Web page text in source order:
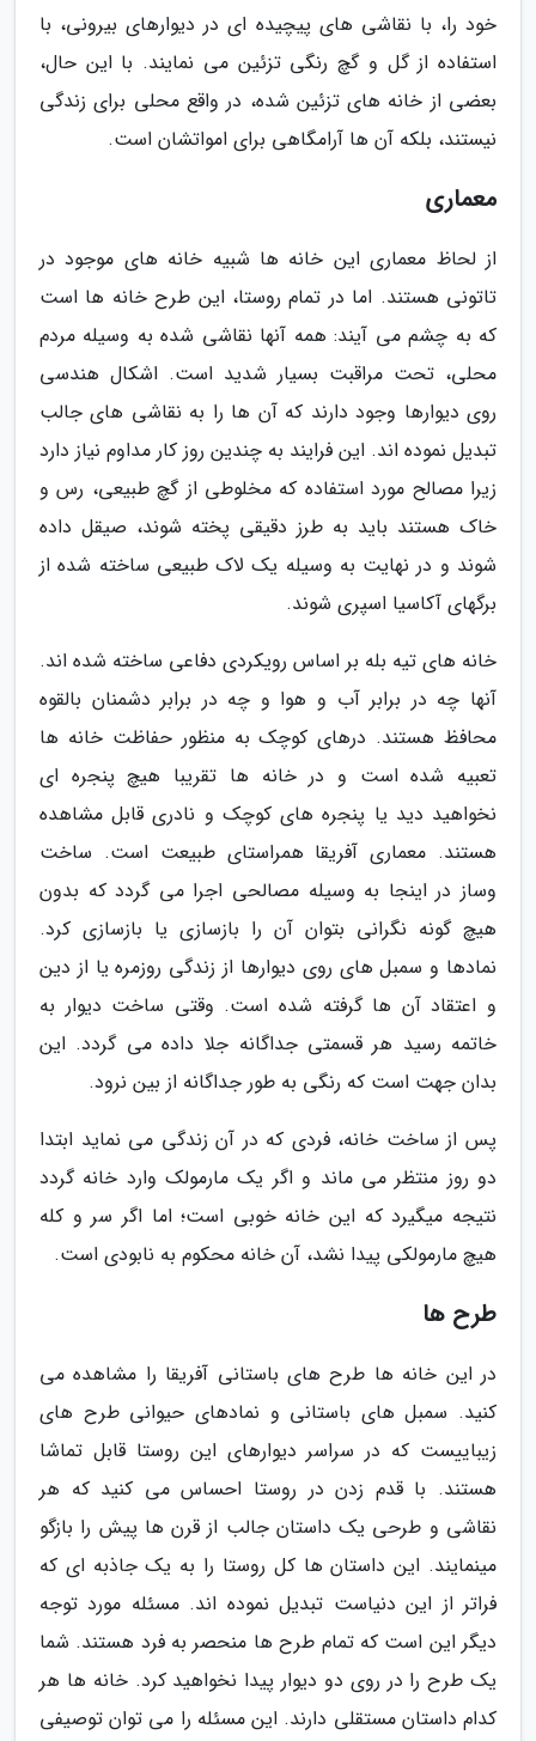
خود را، با نقاشی های پیچیده ای در دیوارهای بیرونی، با
استفاده از گل و گچ رنگی تزئین می نمایند. با این حال،
بعضی از خانه های تزئین شده، در واقع محلی برای زندگی
نیستند، بلکه آن ها آرامگاهی برای امواتشان است.
معماری
از لحاظ معماری این خانه ها شبیه خانه های موجود در
تاتونی هستند. اما در تمام روستا، این طرح خانه ها است
که به چشم می آیند: همه آنها نقاشی شده به وسیله مردم
محلی، تحت مراقبت بسیار شدید است. اشکال هندسی
روی دیوارها وجود دارند که آن ها را به نقاشی های جالب
تبدیل نموده اند. این فرایند به چندین روز کار مداوم نیاز دارد
زیرا مصالح مورد استفاده که مخلوطی از گچ طبیعی، رس و
خاک هستند باید به طرز دقیقی پخته شوند، صیقل داده
شوند و در نهایت به وسیله یک لاک طبیعی ساخته شده از
برگهای آکاسیا اسپری شوند.
خانه های تیه بله بر اساس رویکردی دفاعی ساخته شده اند.
آنها چه در برابر آب و هوا و چه در برابر دشمنان بالقوه
محافظ هستند. درهای کوچک به منظور حفاظت خانه ها
تعبیه شده است و در خانه ها تقریبا هیچ پنجره ای
نخواهید دید یا پنجره های کوچک و نادری قابل مشاهده
هستند. معماری آفریقا همراستای طبیعت است. ساخت
وساز در اینجا به وسیله مصالحی اجرا می گردد که بدون
هیچ گونه نگرانی بتوان آن را بازسازی یا بازسازی کرد.
نمادها و سمبل های روی دیوارها از زندگی روزمره یا از دین
و اعتقاد آن ها گرفته شده است. وقتی ساخت دیوار به
خاتمه رسید هر قسمتی جداگانه جلا داده می گردد. این
بدان جهت است که رنگی به طور جداگانه از بین نرود.
پس از ساخت خانه، فردی که در آن زندگی می نماید ابتدا
دو روز منتظر می ماند و اگر یک مارمولک وارد خانه گردد
نتیجه میگیرد که این خانه خوبی است؛ اما اگر سر و کله
هیچ مارمولکی پیدا نشد، آن خانه محکوم به نابودی است.
طرح ها
در این خانه ها طرح های باستانی آفریقا را مشاهده می
کنید. سمبل های باستانی و نمادهای حیوانی طرح های
زیباییست که در سراسر دیوارهای این روستا قابل تماشا
هستند. با قدم زدن در روستا احساس می کنید که هر
نقاشی و طرحی یک داستان جالب از قرن ها پیش را بازگو
مینمایند. این داستان ها کل روستا را به یک جاذبه ای که
فراتر از این دنیاست تبدیل نموده اند. مسئله مورد توجه
دیگر این است که تمام طرح ها منحصر به فرد هستند. شما
یک طرح را در روی دو دیوار پیدا نخواهید کرد. خانه ها هر
کدام داستان مستقلی دارند. این مسئله را می توان توصیفی